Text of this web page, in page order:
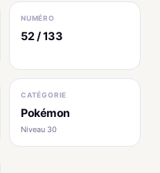
NUMÉRO
52 / 133
CATÉGORIE
Pokémon
Niveau 30